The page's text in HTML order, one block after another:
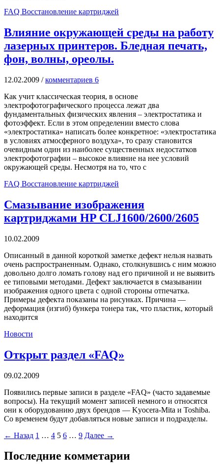
FAQ Восстановление картриджей
Влияние окружающей среды на работу
лазерных принтеров. Бледная печать,
фон, волны, ореолы.
12.02.2009 /комментариев 6
Как учит классическая теория, в основе
электрофотографического процесса лежат два
фундаментальных физических явления – электростатика и
фотоэффект. Если в этом определении вместо слова
«электростатика» написать более конкретное: «электростатика
в условиях атмосферного воздуха», то сразу становится
очевидным один из наиболее существенных недостатков
электрофотографии – высокое влияние на нее условий
окружающей среды. Несмотря на то, что с
FAQ Восстановление картриджей
Смазывание изображения
картриджами HP CLJ1600/2600/2605
10.02.2009
Описанный в данной короткой заметке дефект нельзя назвать
очень распространенным. Однако, столкнувшись с ним можно
довольно долго ломать голову над его причиной и не выявить
ее типовыми методами. Дефект заключается в смазывании
изображения одного цвета с одной стороны отпечатка.
Примеры дефекта показаны на рисунках. Причина —
деформация (изгиб) бункера тонера так, что пластик, который
находится
Новости
Открыт раздел «FAQ»
09.02.2009
Появились первые записи в разделе «FAQ» (часто задавемые
вопросы). На текущий момент записей немного и относятся
они к оборудованию двух брендов — Kyocera-Mita и Toshiba.
Со временем будут добавляться новые записи и подразделы.
← Назад 1 … 4 5 6 … 9 Далее →
Последние комметарии